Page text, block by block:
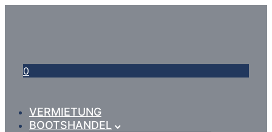
0
VERMIETUNG
BOOTSHANDEL